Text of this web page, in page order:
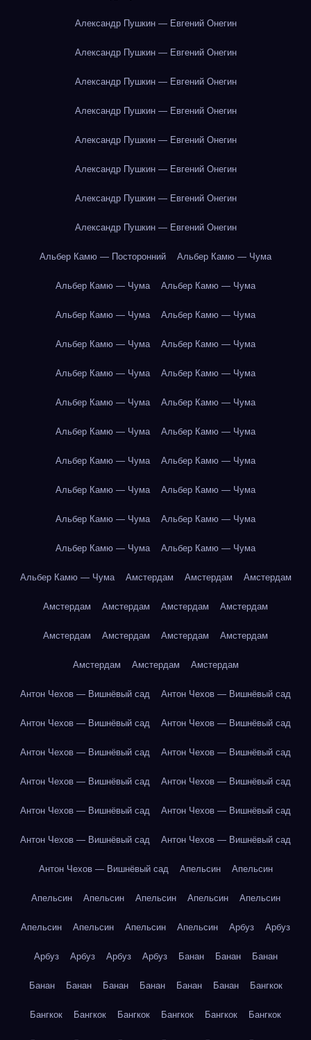
Александр Пушкин — Евгений Онегин
Александр Пушкин — Евгений Онегин
Александр Пушкин — Евгений Онегин
Александр Пушкин — Евгений Онегин
Александр Пушкин — Евгений Онегин
Александр Пушкин — Евгений Онегин
Александр Пушкин — Евгений Онегин
Александр Пушкин — Евгений Онегин
Альбер Камю — Посторонний Альбер Камю — Чума
Альбер Камю — Чума Альбер Камю — Чума
Альбер Камю — Чума Альбер Камю — Чума
Альбер Камю — Чума Альбер Камю — Чума
Альбер Камю — Чума Альбер Камю — Чума
Альбер Камю — Чума Альбер Камю — Чума
Альбер Камю — Чума Альбер Камю — Чума
Альбер Камю — Чума Альбер Камю — Чума
Альбер Камю — Чума Альбер Камю — Чума
Альбер Камю — Чума Альбер Камю — Чума
Альбер Камю — Чума Альбер Камю — Чума
Альбер Камю — Чума Амстердам Амстердам Амстердам
Амстердам Амстердам Амстердам Амстердам
Амстердам Амстердам Амстердам Амстердам
Амстердам Амстердам Амстердам
Антон Чехов — Вишнёвый сад Антон Чехов — Вишнёвый сад
Антон Чехов — Вишнёвый сад Антон Чехов — Вишнёвый сад
Антон Чехов — Вишнёвый сад Антон Чехов — Вишнёвый сад
Антон Чехов — Вишнёвый сад Антон Чехов — Вишнёвый сад
Антон Чехов — Вишнёвый сад Антон Чехов — Вишнёвый сад
Антон Чехов — Вишнёвый сад Антон Чехов — Вишнёвый сад
Антон Чехов — Вишнёвый сад Апельсин Апельсин
Апельсин Апельсин Апельсин Апельсин Апельсин
Апельсин Апельсин Апельсин Апельсин Арбуз Арбуз
Арбуз Арбуз Арбуз Арбуз Банан Банан Банан
Банан Банан Банан Банан Банан Банан Бангкок
Бангкок Бангкок Бангкок Бангкок Бангкок Бангкок